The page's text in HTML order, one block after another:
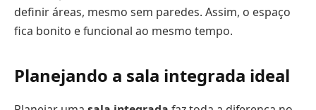
definir áreas, mesmo sem paredes. Assim, o espaço
fica bonito e funcional ao mesmo tempo.
Planejando a sala integrada ideal